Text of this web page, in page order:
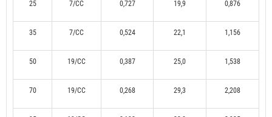
25 7/CC 0,727 19,9 0,876
35 7/CC 0,524 22,1 1,156
50 19/CC 0,387 25,0 1,538
70 19/CC 0,268 29,3 2,208